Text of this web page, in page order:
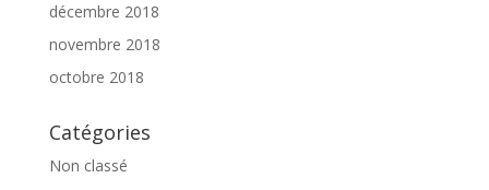
décembre 2018
novembre 2018
octobre 2018
Catégories
Non classé